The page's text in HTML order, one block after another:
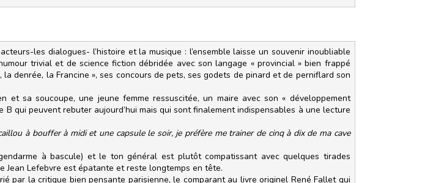
les dialogues- l’histoire et la musique : l’ensemble laisse un souvenir inoubliable
trivial et de science fiction débridée avec son langage « provincial » bien frappé
denrée, la Francine », ses concours de pets, ses godets de pinard et de perniflard son
sa soucoupe, une jeune femme ressuscitée, un maire avec son « développement
qui peuvent rebuter aujourd’hui mais qui sont finalement indispensables à une lecture
à bouffer à midi et une capsule le soir, je préfère me trainer de cinq à dix de ma cave
à bascule) et le ton général est plutôt compatissant avec quelques tirades
Jean Lefebvre est épatante et reste longtemps en tête.
par la critique bien pensante parisienne, le comparant au livre originel René Fallet qui